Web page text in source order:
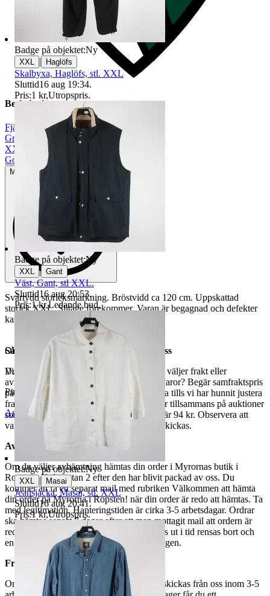
Beskrivning
Fjällräven
Grön
XXL
Gott använt skick
Mindre tecken på användning
Svårtydd storleksmärkning. Bröstvidd ca 120 cm. Uppskattad
storlek XXL. Slitage förekommer. Varan är begagnad och defekter
kan förekomma.
Så här går det till när du handlar hos oss
Du betalar din order direkt på Tradera och väljer frakt eller
avhämtning. Vill du att vi samfraktar fler varor? Begär samfraktspris
på din Traderasida och vänta med att betala tills vi har hunnit justera
fraktpriset. Vi samfraktar upp till fyra varor tillsammans på auktioner
som avslutas samma dag. Samfraktspriset är 94 kr. Observera att
varor märkta endast avhämtning inte kan skickas.
Avhämtning
Om du väljer avhämtning hämtas din order i Myrornas butik i
Ropsten, Kolargatan 2 efter den har blivit packad av oss. Du
kommer att få ett separat mail med rubriken Välkommen att hämta
din order på Myrorna i Ropsten! när din order är redo att hämtas. Ta
med legitimation. Hanteringstiden är cirka 3-5 arbetsdagar. Ordrar
ska hämtas senast 7 dagar efter att man mottagit mail att ordern är
redo för avhämtning. Ordrar som ej hämtas ut i tid rensas bort och
en avgift på 84 kr dras av från återbetalningen.
Frakt
Om du har valt frakt kommer din vara att skickas från oss inom 3-5
Objektnr
731 763 197
Visningar
628
Publicerad
15 maj 20:10
Anmäl Sälj liknande
Badge på objektet:Ny
XXL | Haglöfs
Skalbyxa, Haglöfs, stl. XXL
Sluttid16 aug 19:34.
Pris:1 kr,Utropspris.
Badge på objektet:Ny
XXL | Gant
Väst, Gant, stl XXL.
Sluttid16 aug 20:53.
Pris:1 kr,Ledande bud.
Badge på objektet:Ny
XXL | Masai
Jeansjacka, Masai, stl. XXL
Sluttid16 aug 20:41.
Pris:1 kr,Utropspris.